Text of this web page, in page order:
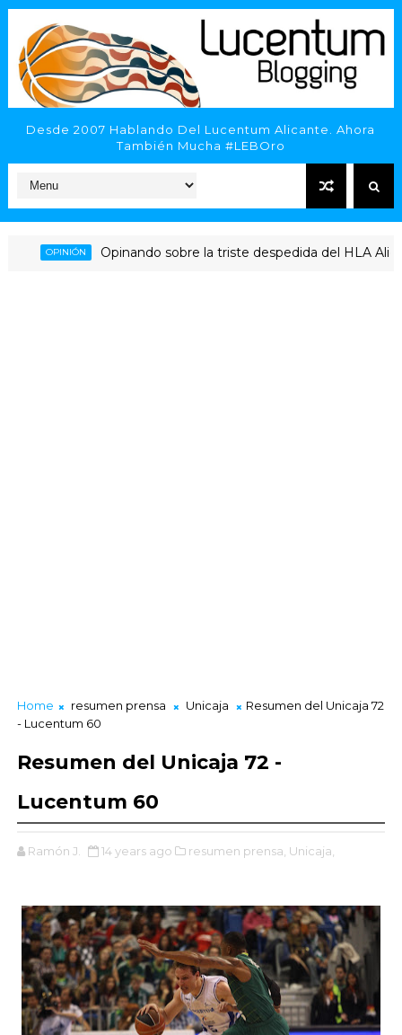
Desde 2007 Hablando Del Lucentum Alicante. Ahora
También Mucha #LEBOro
Opinando sobre la triste despedida del HLA Alicante a
Home resumen prensa Unicaja
Resumen del Unicaja 72
- Lucentum 60
Resumen del Unicaja 72 -
Lucentum 60
Ramón J. 14 years ago resumen prensa, Unicaja,